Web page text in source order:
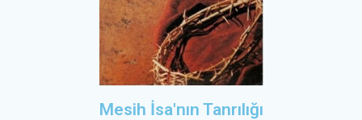
Mesih İsa'nın Tanrılığı